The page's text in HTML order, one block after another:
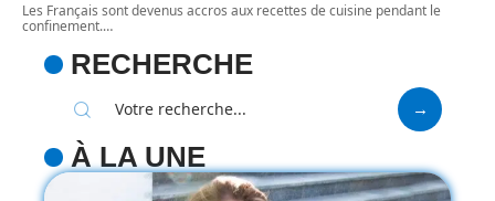
Les Français sont devenus accros aux recettes de cuisine pendant le
confinement.…
RECHERCHE
À LA UNE